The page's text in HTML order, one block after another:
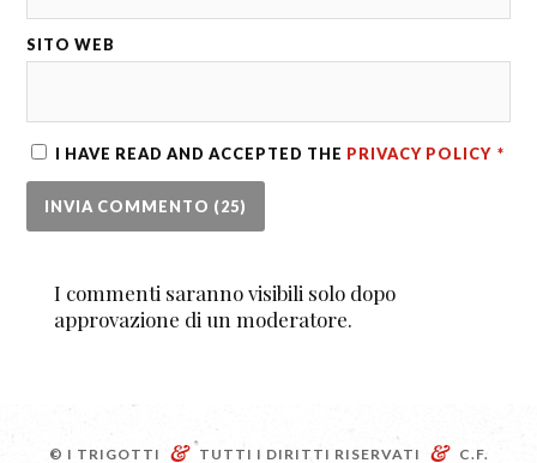
SITO WEB
I HAVE READ AND ACCEPTED THE PRIVACY POLICY *
I commenti saranno visibili solo dopo
approvazione di un moderatore.
© I TRIGOTTI & TUTTI I DIRITTI RISERVATI & C.F.